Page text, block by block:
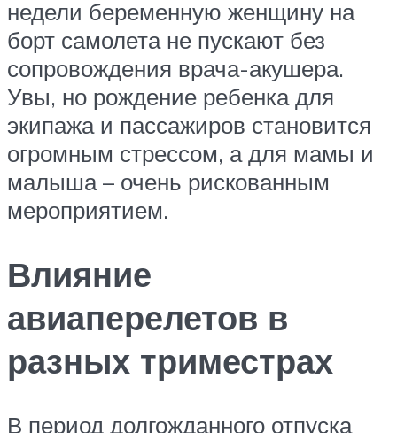
недели беременную женщину на
борт самолета не пускают без
сопровождения врача-акушера.
Увы, но рождение ребенка для
экипажа и пассажиров становится
огромным стрессом, а для мамы и
малыша – очень рискованным
мероприятием.
Влияние
авиаперелетов в
разных триместрах
В период долгожданного отпуска